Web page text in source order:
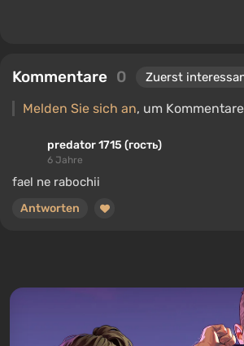
Kommentare 0
Melden Sie sich an, um
predator 1715 (гость)
6 Jahre
fael ne rabochii
Antworten